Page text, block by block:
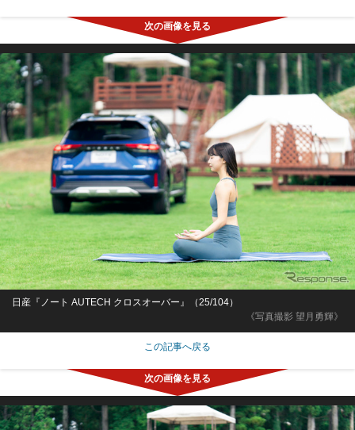
《写真撮影 望月勇輝》
日産『ノート AUTECH クロスオーバー』（25/104）
この記事へ戻る